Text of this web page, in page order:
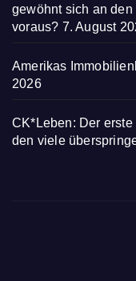
gewöhnt sich an
voraus? 7. August
Amerikas
2026
CK*Leben: Der
den viele